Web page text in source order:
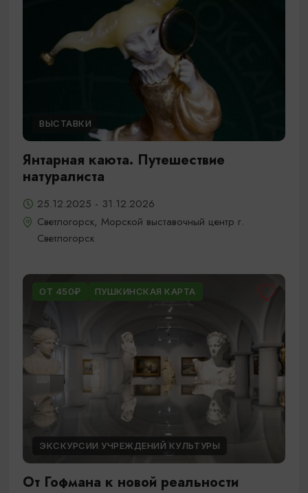
ВЫСТАВКИ
Янтарная каюта. Путешествие
натуралиста
25.12.2025 - 31.12.2026
Светлогорск, Морской выставочный центр г.
Светлогорск
ОТ 450₽ ПУШКИНСКАЯ КАРТА
ЭКСКУРСИИ УЧРЕЖДЕНИЙ КУЛЬТУРЫ
От Гофмана к новой реальности